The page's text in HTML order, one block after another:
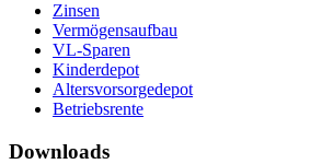
Zinsen
Vermögensaufbau
VL-Sparen
Kinderdepot
Altersvorsorgedepot
Betriebsrente
Downloads